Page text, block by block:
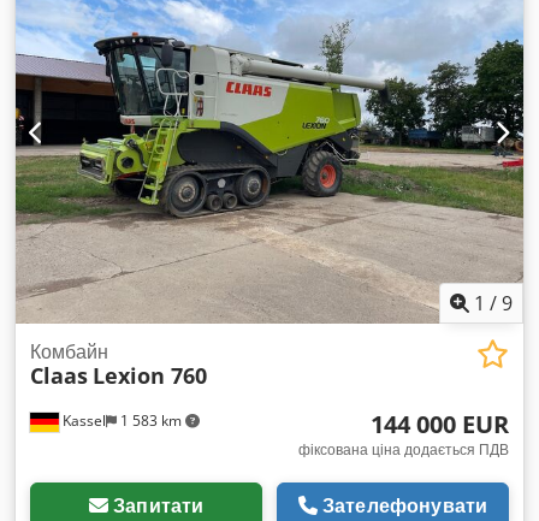
1 /9
Kassel 1 583 km
Комбайн
Claas Lexion 760
144 000 EUR
фіксована ціна додається ПДВ
Запитати Зателефонувати